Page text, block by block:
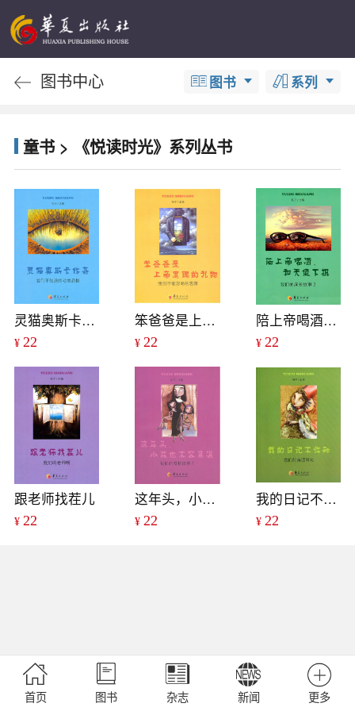
图书中心 图书 系列
童书 > 《悦读时光》系列丛书
灵猫奥斯卡传奇
¥ 22
笨爸爸是上帝恩赐的礼物
¥ 22
陪上帝喝酒，和天使下棋
¥ 22
跟老师找茬儿
¥ 22
这年头，小孩也不容易混
¥ 22
我的日记不许动
¥ 22
首页 图书 杂志 新闻 更多